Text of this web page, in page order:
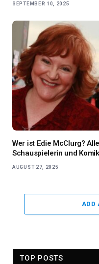
SEPTEMBER 10, 2025
Wer ist Edie McClurg?
Schauspielerin und
AUGUST 27, 2025
ADD
TOP POSTS